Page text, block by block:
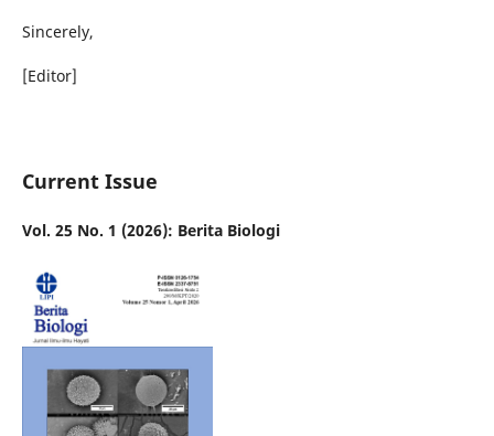
Sincerely,
[Editor]
Current Issue
Vol. 25 No. 1 (2026): Berita Biologi